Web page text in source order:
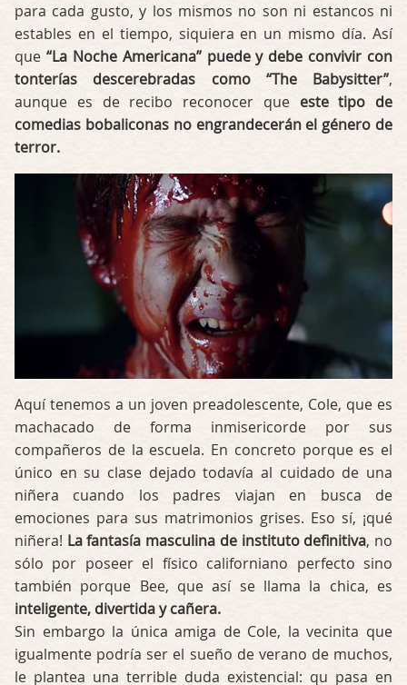
para cada gusto, y los mismos no son ni estancos ni
estables en el tiempo, siquiera en un mismo día. Así
que “La Noche Americana” puede y debe convivir con
tonterías descerebradas como “The Babysitter”,
aunque es de recibo reconocer que este tipo de
comedias bobaliconas no engrandecerán el género de
terror.
Aquí tenemos a un joven preadolescente, Cole, que es
machacado de forma inmisericorde por sus
compañeros de la escuela. En concreto porque es el
único en su clase dejado todavía al cuidado de una
niñera cuando los padres viajan en busca de
emociones para sus matrimonios grises. Eso sí, ¡qué
niñera! La fantasía masculina de instituto definitiva, no
sólo por poseer el físico californiano perfecto sino
también porque Bee, que así se llama la chica, es
inteligente, divertida y cañera.
Sin embargo la única amiga de Cole, la vecinita que
igualmente podría ser el sueño de verano de muchos,
le plantea una terrible duda existencial: qu pasa en